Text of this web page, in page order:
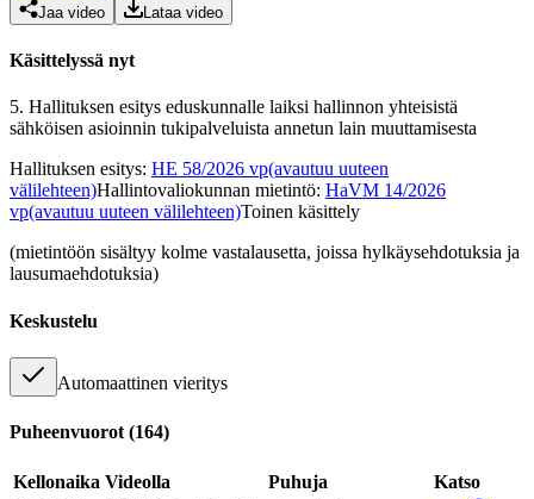
Jaa video Lataa video
Käsittelyssä nyt
5. Hallituksen esitys eduskunnalle laiksi hallinnon yhteisistä
sähköisen asioinnin tukipalveluista annetun lain muuttamisesta
Hallituksen esitys: HE 58/2026 vp(avautuu uuteen
välilehteen)Hallintovaliokunnan mietintö: HaVM 14/2026
vp(avautuu uuteen välilehteen)Toinen käsittely
(mietintöön sisältyy kolme vastalausetta, joissa hylkäysehdotuksia ja
lausumaehdotuksia)
Keskustelu
Automaattinen vieritys
Puheenvuorot (164)
Kellonaika Videolla Puhuja
Katso